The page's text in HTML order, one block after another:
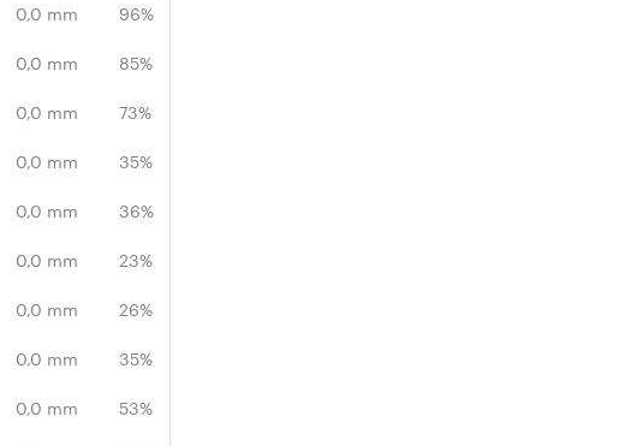
0,0 mm 96%
0,0 mm 85%
0,0 mm 73%
0,0 mm 35%
0,0 mm 36%
0,0 mm 23%
0,0 mm 26%
0,0 mm 35%
0,0 mm 53%